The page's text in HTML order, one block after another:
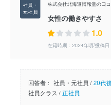
株式会社北海道博報堂の口
女性の働きやすさ
1.0
在籍時期：2024年頃/投稿
回答者： 社員・元社員 / 20代
社員クラス / 正社員